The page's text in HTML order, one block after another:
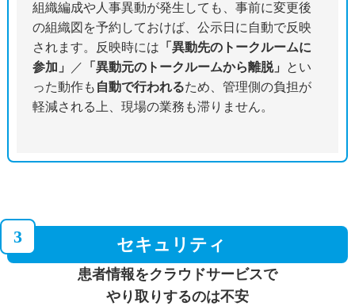
組織編成や人事異動が発生しても、事前に変更後
の組織図を予約しておけば、公示日に自動で反映
されます。反映時には 「異動先のトークルームに
参加」
／ 「異動元のトークルームから離脱」
とい
った動作も 自動で行われるため、管理側の負担が
軽減される上、現場の業務も滞りません。
3 セキュリティ
患者情報をクラウドサービスで
やり取りするのは不安